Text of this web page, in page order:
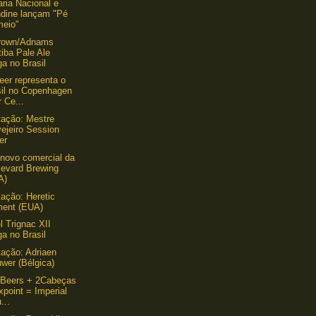
Nacional e
lançam "Pé
Adnams
Pale Ale
no Brasil
representa o
no Copenhagen
Ce...
Mestre
Session
comercial da
Brewing
Heretic
(EUA)
Trignac XII
no Brasil
Adriaen
(Bélgica)
+ 2Cabeças
= Imperial